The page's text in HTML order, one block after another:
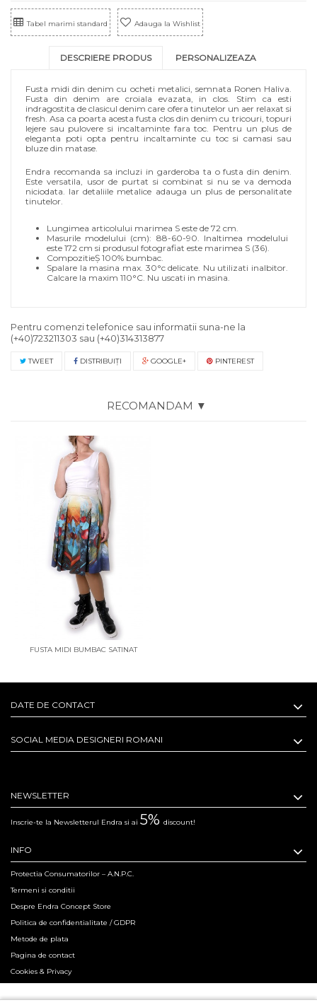
Tabel marimi standard Adauga la Wishlist
DESCRIERE PRODUS PERSONALIZEAZA
Fusta midi din denim cu ocheti metalici, semnata Ronen Haliva.
Fusta din denim are croiala evazata, in clos. Stim ca esti
indragostita de clasicul denim care ofera tinutelor un aer relaxat si
fresh. Asa ca poarta acesta fusta clos din denim cu tricouri, topuri
lejere sau pulovere si incaltaminte fara toc. Pentru un plus de
eleganta poti opta pentru incaltaminte cu toc si camasi sau
bluze din matase.
Endra recomanda sa incluzi in garderoba ta o fusta din denim.
Este versatila, usor de purtat si combinat si nu se va demoda
niciodata. Iar detaliile metalice adauga un plus de personalitate
tinutelor.
Lungimea articolului marimea S este de 72 cm.
Masurile modelului (cm): 88-60-90. Inaltimea modelului
este 172 cm si produsul fotografiat este marimea S (36).
CompozitieȘ 100% bumbac.
Spalare la masina max. 30°c delicate. Nu utilizati inalbitor.
Calcare la maxim 110°C. Nu uscati in masina.
Pentru comenzi telefonice sau informatii suna-ne la
(+40)723211303 sau (+40)314313877
TWEET DISTRIBUIŢI GOOGLE+ PINTEREST
RECOMANDAM ▼
FUSTA MIDI BUMBAC SATINAT
DATE DE CONTACT
SOCIAL MEDIA DESIGNERI ROMANI
NEWSLETTER
Inscrie-te la Newsletterul Endra si ai 5% discount!
INFO
Protectia Consumatorilor – A.N.P.C.
Termeni si conditii
Despre Endra Concept Store
Politica de confidentialitate / GDPR
Metode de plata
Pagina de contact
Cookies & Privacy